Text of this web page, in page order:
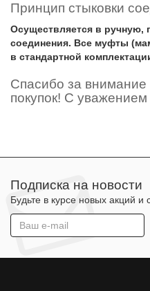
Принцип стыковки
Осуществляется в ручную,
соединения. Все муфты
в стандартной
Спасибо за
покупок! C
Подписка на новости
Будьте в курсе новых акций